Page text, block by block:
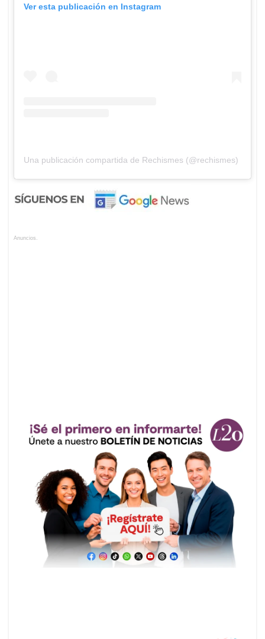
Ver esta publicación en Instagram
Una publicación compartida de Rechismes (@rechismes)
Anuncios.